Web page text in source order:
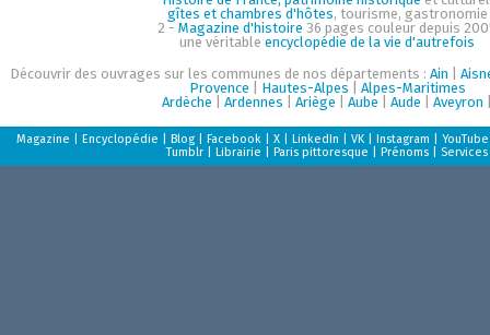
gîtes et chambres d'hôtes, tourisme, gastronomie
2 - Magazine d'histoire 36 pages couleur depuis
une véritableencyclopédie de la vie d'autrefois
Découvrir des ouvrages sur les communes de nos départements :Ain |
Provence
Hautes-Alpes
Alpes-Maritimes
Ardèche |Ardennes |Ariège |Aube |Aude |Aveyron
Magazine |Encyclopédie |Blog |Facebook |X |LinkedIn |VK |Instagram |YouTube
Tumblr |Librairie |Paris pittoresque |Prénoms Services